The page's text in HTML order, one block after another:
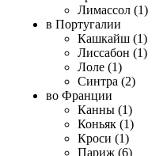
Лимассол (1)
в Португалии
Кашкайш (1)
Лиссабон (1)
Лоле (1)
Синтра (2)
во Франции
Канны (1)
Коньяк (1)
Кроси (1)
Париж (6)